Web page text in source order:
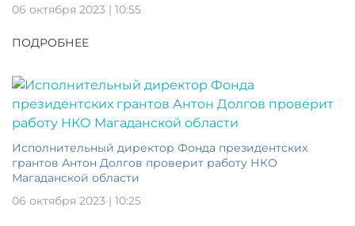
06 октября 2023 | 10:55
ПОДРОБНЕЕ
Исполнительный директор Фонда президентских
грантов Антон Долгов проверит работу НКО
Магаданской области
06 октября 2023 | 10:25